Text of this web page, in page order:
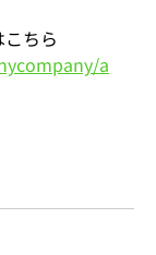
ちら
a